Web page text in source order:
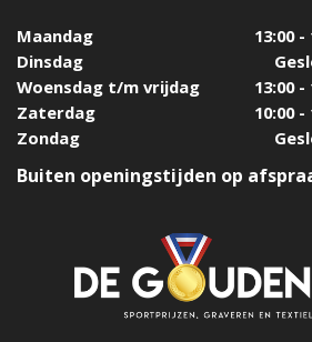
Maandag
13:00 -
Dinsdag
Woensdag t/m vrijdag
13:00 -
Zaterdag
10:00 -
Zondag
Buiten openingstijden op